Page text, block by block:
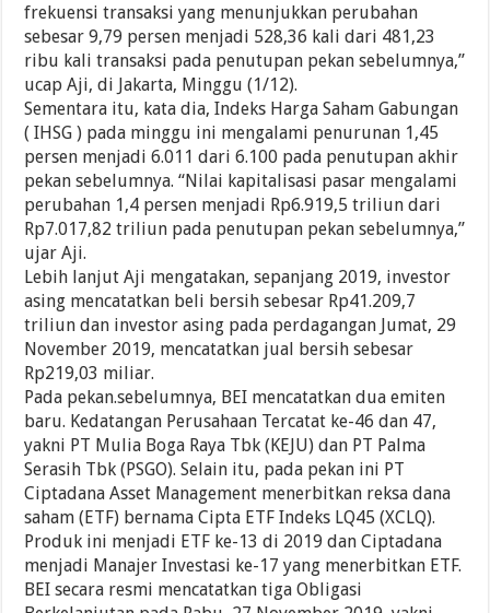
frekuensi transaksi yang menunjukkan perubahan
sebesar 9,79 persen menjadi 528,36 kali dari 481,23
ribu kali transaksi pada penutupan pekan sebelumnya,”
ucap Aji, di Jakarta, Minggu (1/12).
Sementara itu, kata dia, Indeks Harga Saham Gabungan
( IHSG ) pada minggu ini mengalami penurunan 1,45
persen menjadi 6.011 dari 6.100 pada penutupan akhir
pekan sebelumnya. “Nilai kapitalisasi pasar mengalami
perubahan 1,4 persen menjadi Rp6.919,5 triliun dari
Rp7.017,82 triliun pada penutupan pekan sebelumnya,”
ujar Aji.
Lebih lanjut Aji mengatakan, sepanjang 2019, investor
asing mencatatkan beli bersih sebesar Rp41.209,7
triliun dan investor asing pada perdagangan Jumat, 29
November 2019, mencatatkan jual bersih sebesar
Rp219,03 miliar.
Pada pekan.sebelumnya, BEI mencatatkan dua emiten
baru. Kedatangan Perusahaan Tercatat ke-46 dan 47,
yakni PT Mulia Boga Raya Tbk (KEJU) dan PT Palma
Serasih Tbk (PSGO). Selain itu, pada pekan ini PT
Ciptadana Asset Management menerbitkan reksa dana
saham (ETF) bernama Cipta ETF Indeks LQ45 (XCLQ).
Produk ini menjadi ETF ke-13 di 2019 dan Ciptadana
menjadi Manajer Investasi ke-17 yang menerbitkan ETF.
BEI secara resmi mencatatkan tiga Obligasi